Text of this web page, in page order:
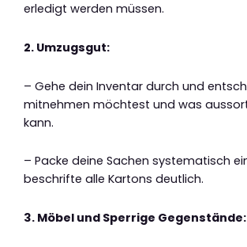
erledigt werden müssen.
2. Umzugsgut:
– Gehe dein Inventar durch und
mitnehmen möchtest und was
kann.
– Packe deine Sachen systematisch
beschrifte alle Kartons deutlich.
3. Möbel und Sperrige Gegenstände: